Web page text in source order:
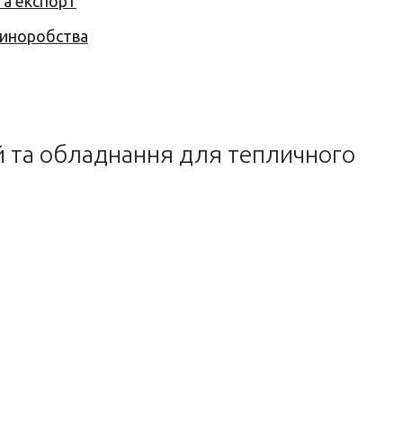
та обладнання для тепличного